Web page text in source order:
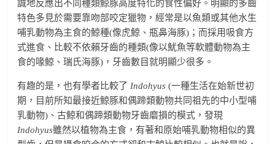
誠地反應出不同種類鯨豚高度特化的食性偏好。明顯的多齒
特色多見於需要靠吻部咬定獵物，經常是以魚類或其他水生
哺乳動物為主食的鯨種(像虎鯨、瓶鼻海豚)；而採用吸食方
式進食、比較不依賴牙齒的種類(像以魷魚等軟體動物為主
食的喙鯨、瑞氏海豚)，牙齒數目就明顯少很多。
有趣的是，也有學者比較了 Indohyus(一種生活在始新世初
期，目前所知最接近鯨豚和偶蹄類動物共同祖先的中小型哺
乳動物)、古鯨和偶蹄類動物牙齒磨損的模式，發現
Indohyus雖然以植物為主食，有著和原始哺乳動物相似的異